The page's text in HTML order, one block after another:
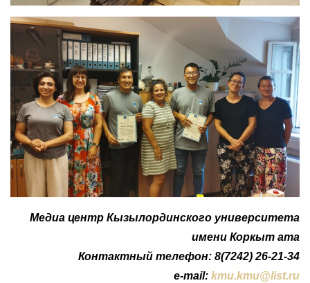
Медиа центр Кызылординского университета
имени Коркыт ата
Контактный телефон: 8(7242) 26-21-34
e-mail: kmu.kmu@list.ru